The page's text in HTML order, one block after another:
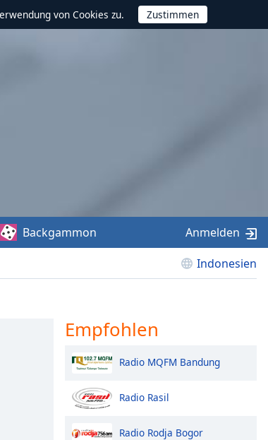
von Cookies zu.
Indonesien
Backgammon Anmelden
Empfohlen
Radio MQFM Bandung
Radio Rasil
Radio Rodja Bogor